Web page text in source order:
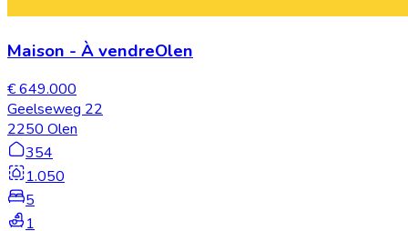
Maison - À vendreOlen
€ 649.000
Geelseweg 22
2250 Olen
354
1.050
5
1